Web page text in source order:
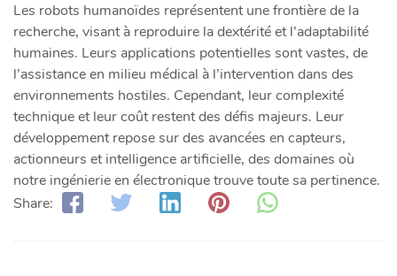
Les robots humanoïdes représentent une frontière de la
recherche, visant à reproduire la dextérité et l’adaptabilité
humaines. Leurs applications potentielles sont vastes, de
l’assistance en milieu médical à l’intervention dans des
environnements hostiles. Cependant, leur complexité
technique et leur coût restent des défis majeurs. Leur
développement repose sur des avancées en capteurs,
actionneurs et intelligence artificielle, des domaines où
notre ingénierie en électronique trouve toute sa pertinence.
Share: